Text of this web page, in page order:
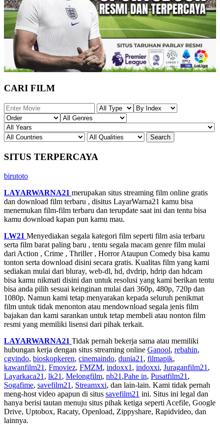
CARI FILM
SITUS TERPERCAYA
birutoto
LAYARWARNA21 merupakan situs streaming film online gratis
dan download film terbaru , disitus LayarWarna21 kamu bisa
menemukan film-film terbaru dan terupdate saat ini dan tentu bisa
kamu download kapan pun kamu mau.
LW21 Menyediakan segala kategori film seperti film asia terbaru
serta film barat paling baru , tentu segala macam genre film mulai
dari Action , Crime , Thriller , Horror Ataupun Comedy bisa kamu
tonton serta download disini secara gratis. Kualitas film yang kami
sediakan mulai dari bluray, web-dl, hd, dvdrip, hdrip dan hdcam
bisa kamu nikmati disini dan untuk resolusi yang kami berikan tentu
bisa anda pilih sesuai keinginan mulai dari 360p, 480p, 720p dan
1080p. Namun kami tetap menyarakan kepada seluruh penikmat
film untuk tidak menonton atau mendownload segala jenis film
bajakan dan kami sarankan untuk tetap membeli atau nonton film
resmi yang memiliki lisensi dari pihak terkait.
LAYARWARNA21 Tidak pernah bekerja sama atau memiliki
hubungan kerja dengan situs streaming online Ganool, rebahin,
cgvindo, bioskopkeren, cinemaindo, dunia21 , filmapik,
kawanfilm21 , Fmoviez, FMZM, indoxx1 , indoxxi, Juraganfilm21 ,
Layarkaca21 , lk21 , Melongfilm, nb21 ,Pahe in, Pusatfilm21 ,
Sogafime, savefilm21 , Streamxxi, dan lain-lain. Kami tidak pernah
meng-host video apapun di situs savefilm21 ini. Situs ini legal dan
hanya berisi tautan menuju situs pihak ketiga seperti Acefile, Google
Drive, Uptobox, Racaty, Openload, Zippyshare, Rapidvideo, dan
lainnya.